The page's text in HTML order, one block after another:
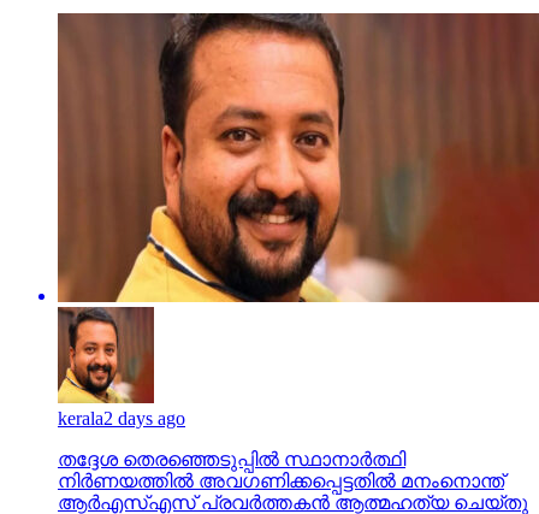
kerala2 days ago
തദ്ദേശ തെരഞ്ഞെടുപ്പില്‍ സ്ഥാനാര്‍ത്ഥി
നിര്‍ണയത്തില്‍ അവഗണിക്കപ്പെട്ടതില്‍ മനംനൊന്ത്
ആര്‍എസ്എസ് പ്രവര്‍ത്തകന്‍ ആത്മഹത്യ ചെയ്തു